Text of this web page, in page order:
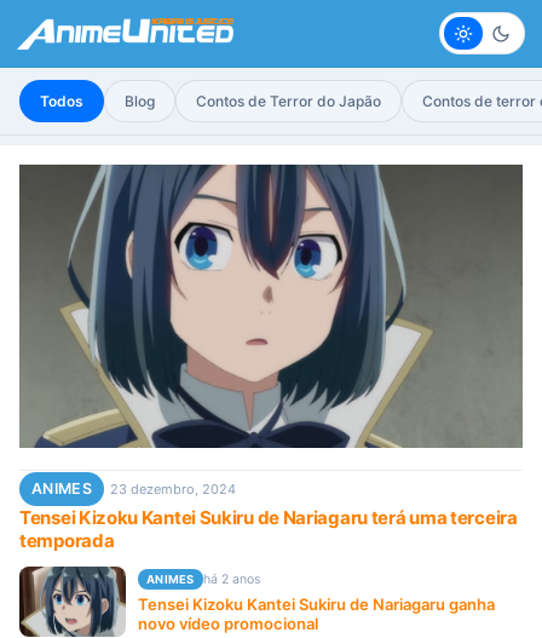
Claro
Todos Blog Contos de Terror do Japão Contos de terror
ANIMES 23 dezembro, 2024
Tensei Kizoku Kantei Sukiru de Nariagaru terá uma terceira
temporada
ANIMES há 2 anos
Tensei Kizoku Kantei Sukiru de Nariagaru ganha
novo vídeo promocional